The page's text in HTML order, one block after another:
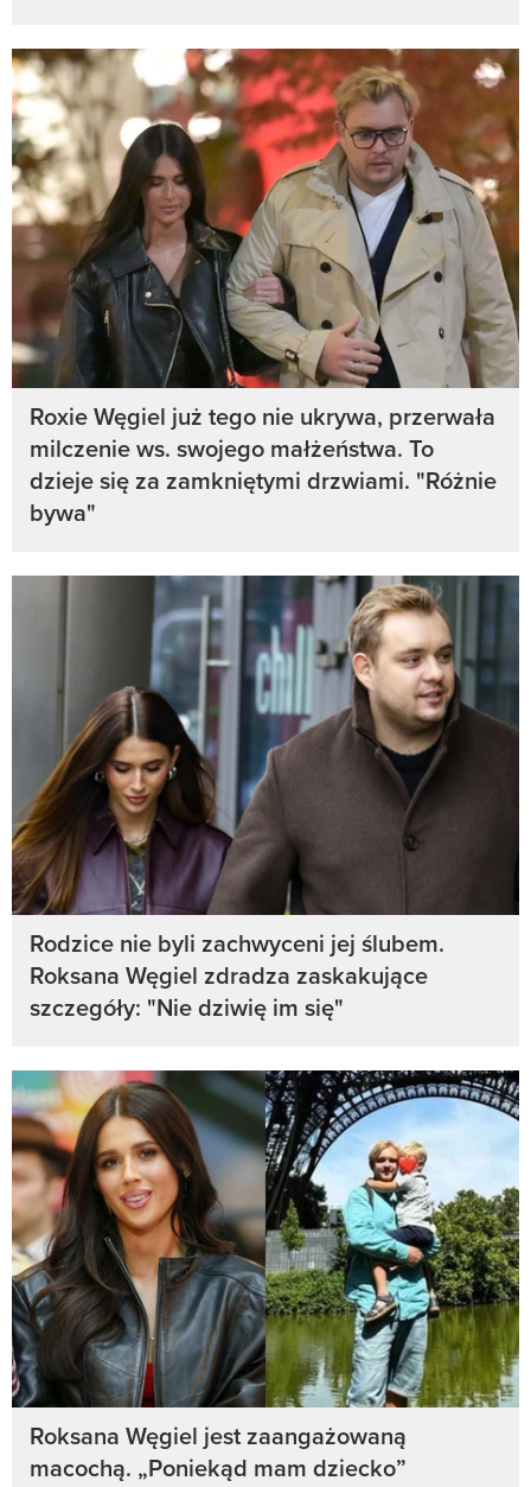
Roxie Węgiel już tego nie ukrywa, przerwała
milczenie ws. swojego małżeństwa. To
dzieje się za zamkniętymi drzwiami. "Różnie
bywa"
Rodzice nie byli zachwyceni jej ślubem.
Roksana Węgiel zdradza zaskakujące
szczegóły: "Nie dziwię im się"
Roksana Węgiel jest zaangażowaną
macochą. „Poniekąd mam dziecko”